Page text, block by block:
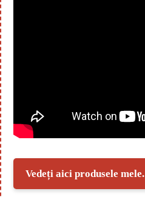
Vedeți aici produsele mele.